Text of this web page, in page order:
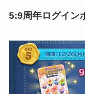
5:9周年ログイン